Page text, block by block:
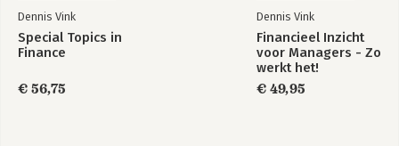
Dennis Vink
Special Topics in
Finance
€ 56,75
Dennis Vink
Financieel Inzicht
voor Managers - Zo
werkt het!
€ 49,95